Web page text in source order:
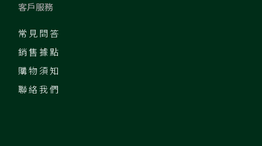
客戶服務
常見問答
銷售據點
購物須知
聯絡我們